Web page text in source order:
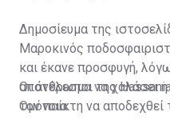
Δημοσίευμα της
Μαροκινός
και έκανε προσφυγή,
αποτέλεσμα να χαλάσει
Ομόνοια.
Οι άνθρωποι της
τον παίκτη να αποδεχθεί